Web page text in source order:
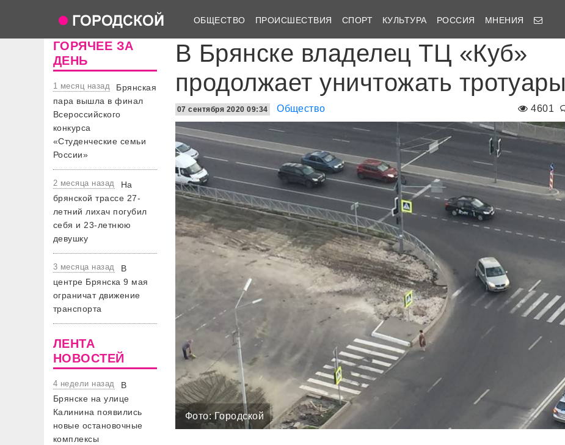
ОБЩЕСТВО ПРОИСШЕСТВИЯ СПОРТ КУЛЬТУРА РОССИЯ МНЕНИЯ
ГОРЯЧЕЕ ЗА
ДЕНЬ
1 месяц назад
Брянская
пара вышла в финал
Всероссийского
конкурса
«Студенческие семьи
России»
2 месяца назад
На
брянской трассе 27-
летний лихач погубил
себя и 23-летнюю
девушку
3 месяца назад
В
центре Брянска 9 мая
ограничат движение
транспорта
ЛЕНТА
НОВОСТЕЙ
4 недели назад
В
Брянске на улице
Калинина появились
новые остановочные
комплексы
В Брянске владелец ТЦ «Куб»
продолжает уничтожать тротуары
4601
07 сентября 2020 09:34 Общество
Фото: Городской